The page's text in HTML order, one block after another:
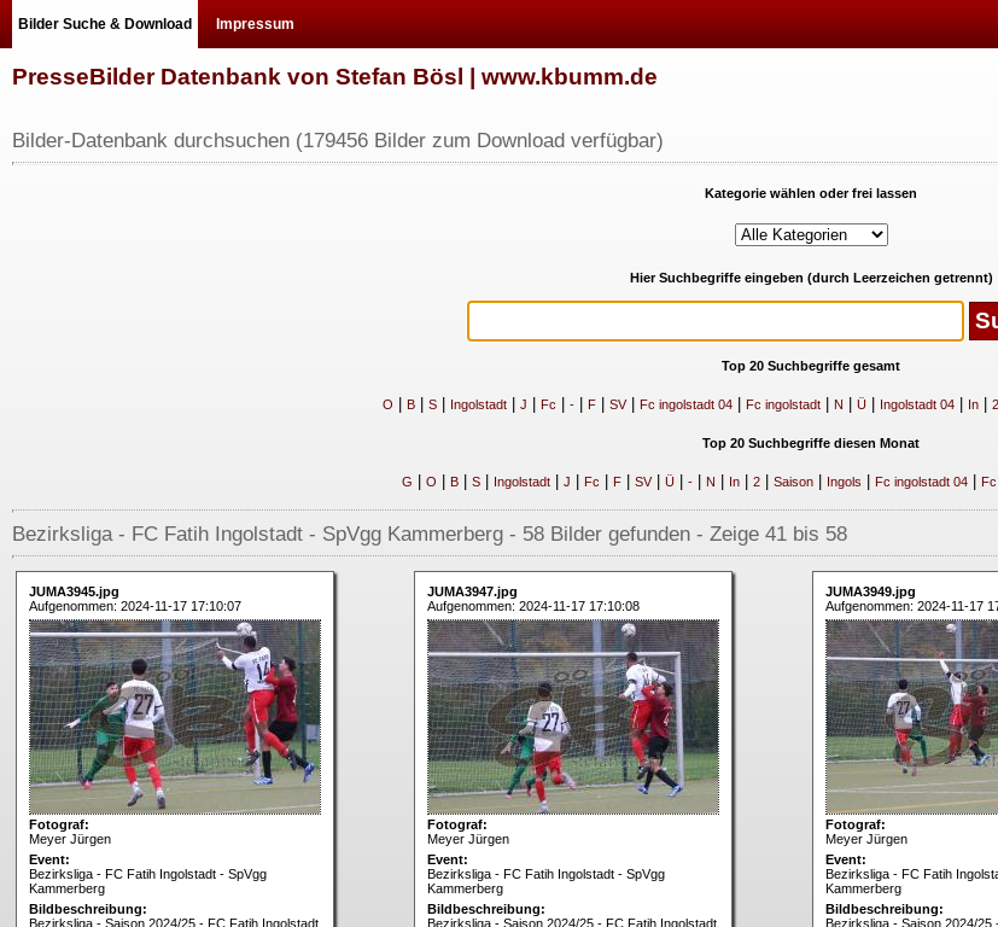
Bilder Suche & Download Impressum
PresseBilder Datenbank von Stefan Bösl | www.kbumm.de
Bilder-Datenbank durchsuchen (179456 Bilder zum Download verfügbar)
Kategorie wählen oder frei lassen
Hier Suchbegriffe eingeben (durch Leerzeichen getrennt)
Top 20 Suchbegriffe gesamt
O B| S| Ingolstadt| J Fc -| F| SV| Fc ingolstadt 04| Fc ingolstadt| N Ü Ingolstadt 04| In| 2
Top 20 Suchbegriffe diesen Monat
G O B| S| Ingolstadt| J Fc F| SV| Ü| -| N In| 2| Saison| Ingols Fc ingolstadt 04| Fc
Bezirksliga - FC Fatih Ingolstadt - SpVgg Kammerberg - 58 Bilder gefunden - Zeige 41 bis 58
JUMA3945.jpg
Aufgenommen: 2024-11-17 17:10:07
Fotograf:
Meyer Jürgen
Event:
Bezirksliga - FC Fatih Ingolstadt - SpVgg
Kammerberg
Bildbeschreibung:
Bezirksliga - Saison 2024/25 - FC Fatih Ingolstadt
JUMA3947.jpg
Aufgenommen: 2024-11-17 17:10:08
Fotograf:
Meyer Jürgen
Event:
Bezirksliga - FC Fatih Ingolstadt - SpVgg
Kammerberg
Bildbeschreibung:
Bezirksliga - Saison 2024/25 - FC Fatih Ingolstadt
JUMA3949.jpg
Aufgenommen: 2024-11-17
Fotograf:
Meyer Jürgen
Event:
Bezirksliga - FC Fatih
Kammerberg
Bildbeschreibung:
Bezirksliga - Saison 2024/25